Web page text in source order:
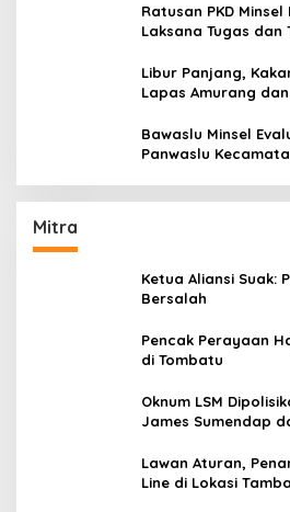
Ratusan PKD
Laksana Tugas dan
Libur Panjang,
Lapas Amurang
Bawaslu Minsel
Panwaslu
Mitra
Ketua Aliansi Suak:
Bersalah
Pencak Perayaan
di Tombatu
Oknum LSM
James Sumendap
Lawan Aturan,
Line di Lokasi